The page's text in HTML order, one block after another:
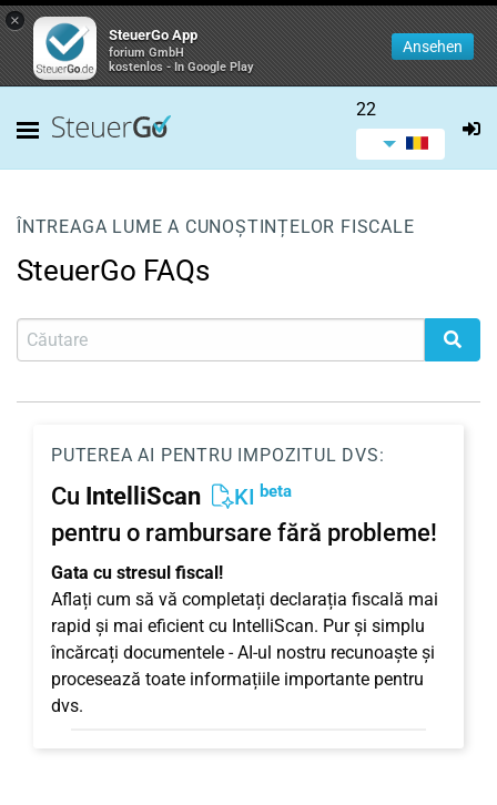
×
SteuerGo App
forium GmbH
kostenlos - In Google Play
Ansehen
22
ÎNTREAGA LUME A CUNOȘTINȚELOR FISCALE
SteuerGo FAQs
PUTEREA AI PENTRU IMPOZITUL DVS:
Cu IntelliScan KI beta
pentru o rambursare fără probleme!
Gata cu stresul fiscal!
Aflați cum să vă completați declarația fiscală mai
rapid și mai eficient cu IntelliScan. Pur și simplu
încărcați documentele - AI-ul nostru recunoaște și
procesează toate informațiile importante pentru
dvs.